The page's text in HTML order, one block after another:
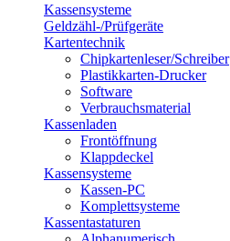
Kassensysteme
Geldzähl-/Prüfgeräte
Kartentechnik
Chipkartenleser/Schreiber
Plastikkarten-Drucker
Software
Verbrauchsmaterial
Kassenladen
Frontöffnung
Klappdeckel
Kassensysteme
Kassen-PC
Komplettsysteme
Kassentastaturen